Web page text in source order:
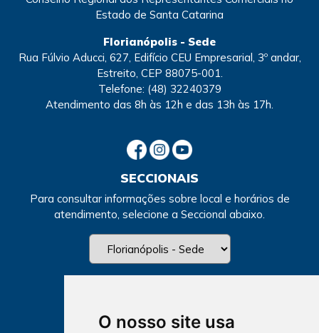
O nosso site usa
Estado de Santa Catarina
Florianópolis - Sede
Rua Fúlvio Aducci, 627, Edifício CEU Empresarial, 3º andar,
Estreito, CEP 88075-001.
Telefone: (48) 32240379
Atendimento das 8h às 12h e das 13h às 17h.
SECCIONAIS
Para consultar informações sobre local e horários de
atendimento, selecione a Seccional abaixo.